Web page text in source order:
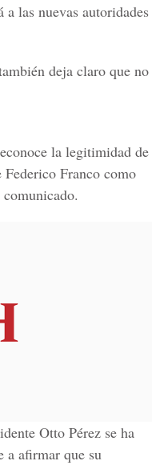
las nuevas autoridades
deja claro que no
la legitimidad de
Franco como
Otto Pérez se ha
a afirmar que su